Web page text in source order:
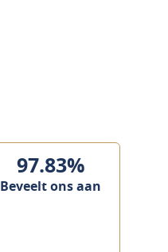
97.83%
Beveelt ons aan